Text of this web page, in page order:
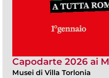
Capodarte 2026 ai
Musei di Villa Torlonia